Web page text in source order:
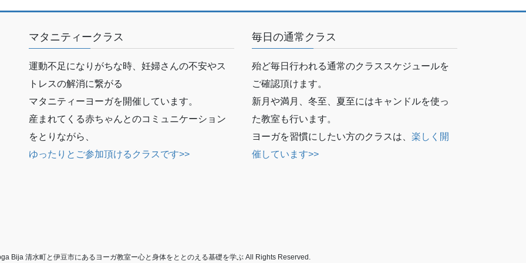
マタニティークラス
運動不足になりがちな時、妊婦さんの不安やス
トレスの解消に繋がる
マタニティーヨーガを開催しています。
産まれてくる赤ちゃんとのコミュニケーション
をとりながら、
ゆったりとご参加頂けるクラスです>>
毎日の通常クラス
殆ど毎日行われる通常のクラススケジュールを
ご確認頂けます。
新月や満月、冬至、夏至にはキャンドルを使っ
た教室も行います。
ヨーガを習慣にしたい方のクラスは、 楽しく開
催しています>>
Bija 清水町と伊豆市にあるヨーガ教室ー心と身体をととのえる基礎を学ぶ All Rights Reserved.